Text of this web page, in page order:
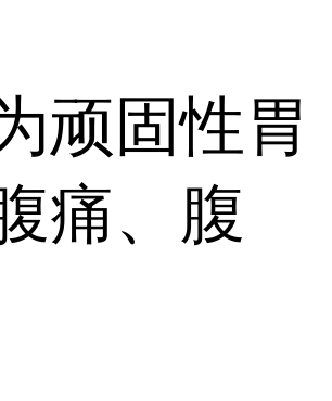
顽固性胃
痛、腹